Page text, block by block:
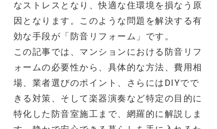
なストレスとなり、快適な住環境を損なう原
因となります。このような問題を解決する有
効な手段が「 防音リフォーム 」です。
この記事では、 マンションにおける 防音リフ
ォームの必要性から、具体的な方法、費用相
場、業者選びのポイント、さらにはDIYでで
きる対策、そして楽器演奏など特定の目的に
特化した 防音室施工まで、網羅的に解説しま